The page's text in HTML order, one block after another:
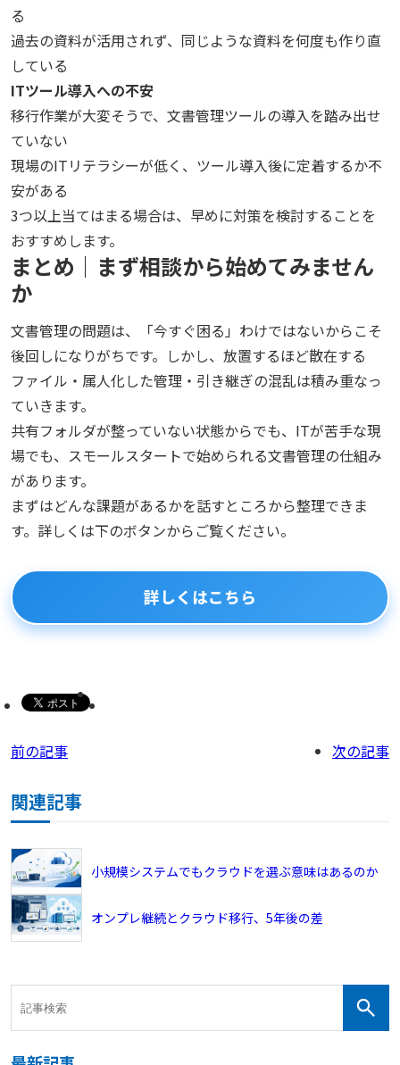
る
過去の資料が活用されず、同じような資料を何度も作り直
している
ITツール導入への不安
移行作業が大変そうで、文書管理ツールの導入を踏み出せ
ていない
現場のITリテラシーが低く、ツール導入後に定着するか不
安がある
3つ以上当てはまる場合は、早めに対策を検討することを
おすすめします。
まとめ｜まず相談から始めてみません
か
文書管理の問題は、「今すぐ困る」わけではないからこそ
後回しになりがちです。しかし、放置するほど散在する
ファイル・属人化した管理・引き継ぎの混乱は積み重なっ
ていきます。
共有フォルダが整っていない状態からでも、ITが苦手な現
場でも、スモールスタートで始められる文書管理の仕組み
があります。
まずはどんな課題があるかを話すところから整理できま
す。詳しくは下のボタンからご覧ください。
詳しくはこちら
前の記事 次の記事
関連記事
小規模システムでもクラウドを選ぶ意味はあるのか
オンプレ継続とクラウド移行、5年後の差